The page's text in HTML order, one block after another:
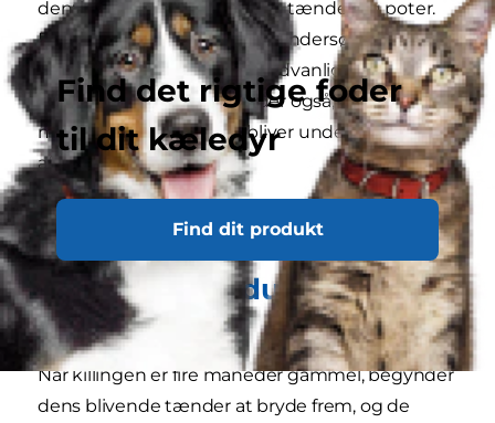
Find det rigtige foder
til dit kæledyr
Find dit produkt
den: koncentrer dig især om tænder og poter.
Du skal også regelmæssigt undersøge kattens
øjne og ører og se efter usædvanlige aflejringer
af voks eller pus. Det betyder også, at killingen er
mere afslappet, når den bliver undersøgt
af dyrlægen.
Sådan holder du killingens
mund sund
Når killingen er fire måneder gammel, begynder
dens blivende tænder at bryde frem, og de